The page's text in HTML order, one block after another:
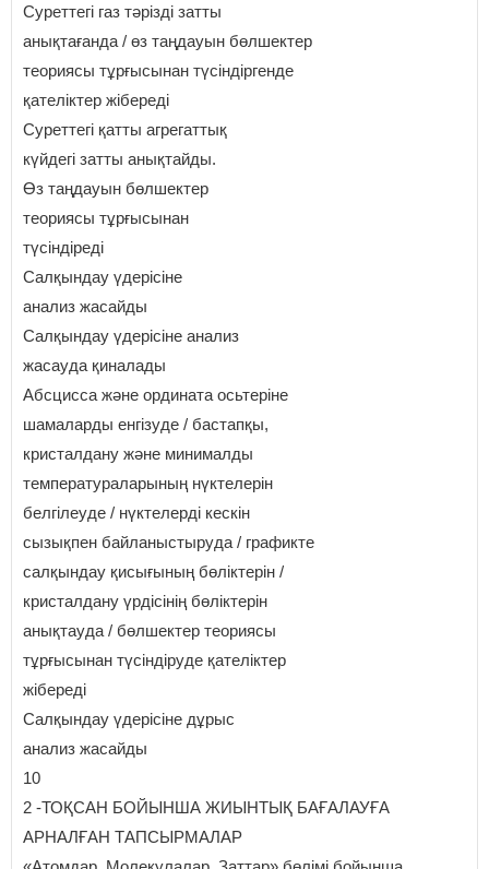
Суреттегі газ тәрізді затты
анықтағанда / өз таңдауын бөлшектер
теориясы тұрғысынан түсіндіргенде
қателіктер жібереді
Суреттегі қатты агрегаттық
күйдегі затты анықтайды.
Өз таңдауын бөлшектер
теориясы тұрғысынан
түсіндіреді
Салқындау үдерісіне
анализ жасайды
Салқындау үдерісіне анализ
жасауда қиналады
Абсцисса және ордината осьтеріне
шамаларды енгізуде / бастапқы,
кристалдану және минималды
температураларының нүктелерін
белгілеуде / нүктелерді кескін
сызықпен байланыстыруда / графикте
салқындау қисығының бөліктерін /
кристалдану үрдісінің бөліктерін
анықтауда / бөлшектер теориясы
тұрғысынан түсіндіруде қателіктер
жібереді
Салқындау үдерісіне дұрыс
анализ жасайды
10
2 -ТОҚСАН БОЙЫНША ЖИЫНТЫҚ БАҒАЛАУҒА
АРНАЛҒАН ТАПСЫРМАЛАР